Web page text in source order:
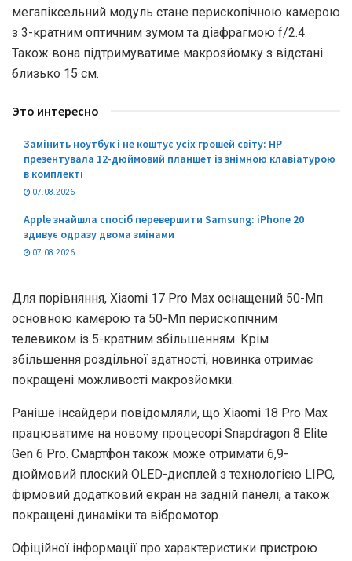
мегапіксельний модуль стане перископічною камерою
з 3-кратним оптичним зумом та діафрагмою f/2.4.
Також вона підтримуватиме макрозйомку з відстані
близько 15 см.
Это интересно
Замінить ноутбук і не коштує усіх грошей світу: HP
презентувала 12-дюймовий планшет із знімною клавіатурою
в комплекті
07.08.2026
Apple знайшла спосіб перевершити Samsung: iPhone 20
здивує одразу двома змінами
07.08.2026
Для порівняння, Xiaomi 17 Pro Max оснащений 50-Мп
основною камерою та 50-Мп перископічним
телевиком із 5-кратним збільшенням. Крім
збільшення роздільної здатності, новинка отримає
покращені можливості макрозйомки.
Раніше інсайдери повідомляли, що Xiaomi 18 Pro Max
працюватиме на новому процесорі Snapdragon 8 Elite
Gen 6 Pro. Смартфон також може отримати 6,9-
дюймовий плоский OLED-дисплей з технологією LIPO,
фірмовий додатковий екран на задній панелі, а також
покращені динаміки та вібромотор.
Офіційної інформації про характеристики пристрою